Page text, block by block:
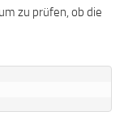
zu prüfen, ob die